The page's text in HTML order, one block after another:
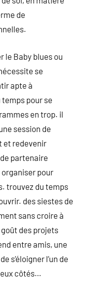
de
le Baby blues ou
se
apte à
pour se
en trop. il
session de
et redevenir
partenaire
pour
trouvez du temps
des siestes de
sans croire à
des projets
entre amis, une
s’éloigner l’un de
côtés…